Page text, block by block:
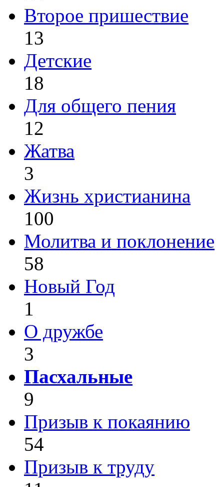
Второе пришествие
13
Детские
18
Для общего пения
12
Жатва
3
Жизнь христианина
100
Молитва и поклонение
58
Новый Год
1
О дружбе
3
Пасхальные
9
Призыв к покаянию
54
Призыв к труду